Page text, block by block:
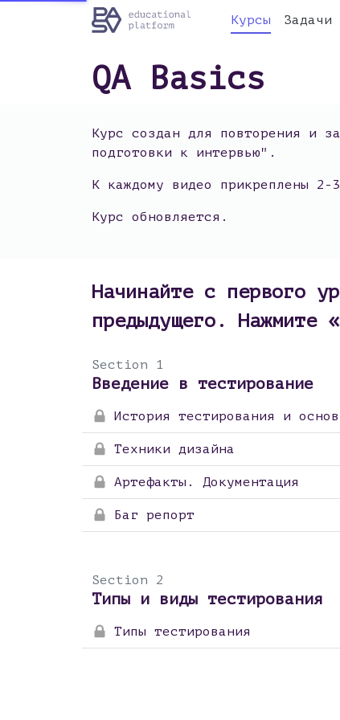
Курсы Задачи
QA Basics
Курс создан для повторения и
подготовки к интервью".
К каждому видео прикреплены 2-
Курс обновляется.
Начинайте с первого
предыдущего.
Нажмите
Section 1
Введение в тестирование
История тестирования и
Техники дизайна
Артефакты. Документация
Баг репорт
Section 2
Типы и виды тестирования
Типы тестирования